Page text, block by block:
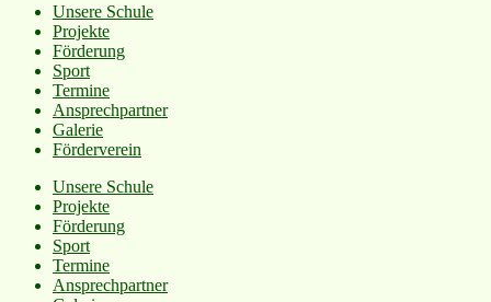
Unsere Schule
Projekte
Förderung
Sport
Termine
Ansprechpartner
Galerie
Förderverein
Unsere Schule
Projekte
Förderung
Sport
Termine
Ansprechpartner